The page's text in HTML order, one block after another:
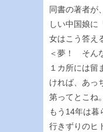
同書の著者が
しい中国娘に
女はこう答え
＜夢！ そん
１カ所には留
ければ、あっ
第ってとこね
もう14年は暮
行きずりの